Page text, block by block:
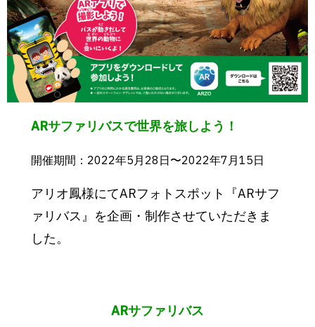
ARサファリバスで世界を旅しよう！
開催期間：2022年5月28日〜2022年7月15日
アリオ鳳様にてARフォトスポット『ARサフ
ァリバス』を企画・制作させていただきま
した。
ARサファリバス